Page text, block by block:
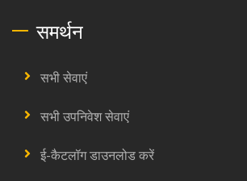
समर्थन
सभी सेवाएं
सभी उपनिवेश सेवाएं
ई-कैटलॉग डाउनलोड करें